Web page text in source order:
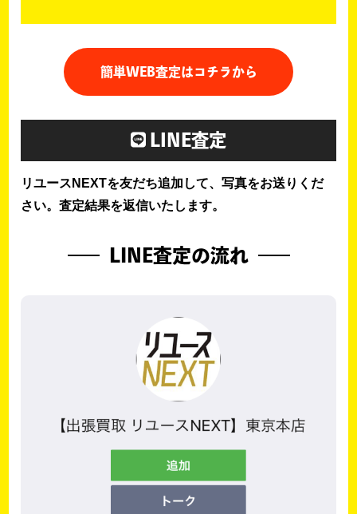
簡単WEB査定はコチラから
LINE査定
リユースNEXTを友だち追加して、写真をお送りくだ
さい。査定結果を返信いたします。
LINE査定の流れ